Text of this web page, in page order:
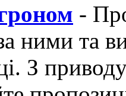
-
ними та
З